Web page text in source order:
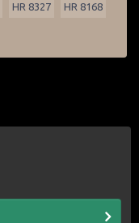
HR 8327 HR 8168